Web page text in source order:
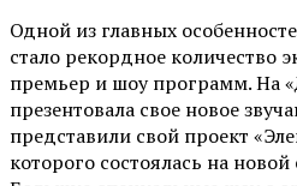
Одной из главных
стало рекордное количество
премьер и шоу программ. На
презентовала свое новое
представили свой проект
которого состоялась на